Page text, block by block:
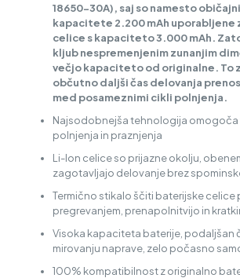
18650-30A), saj so namesto
kapacitete 2.200 mAh uporabljene
celice s kapaciteto 3.000 mAh.
kljub nespremenjenim zunanjim
večjo kapaciteto od originalne. To
občutno daljši čas delovanja
med posameznimi cikli polnjenja.
Najsodobnejša tehnologija omogoča
polnjenja in praznjenja
Li-Ion celice so prijazne okolju,
zagotavljajo delovanje brez
Termično stikalo ščiti baterijske celice
pregrevanjem, prenapolnitvijo in
Visoka kapaciteta baterije, podaljšan
mirovanju naprave, zelo počasno
100% kompatibilnost z originalno